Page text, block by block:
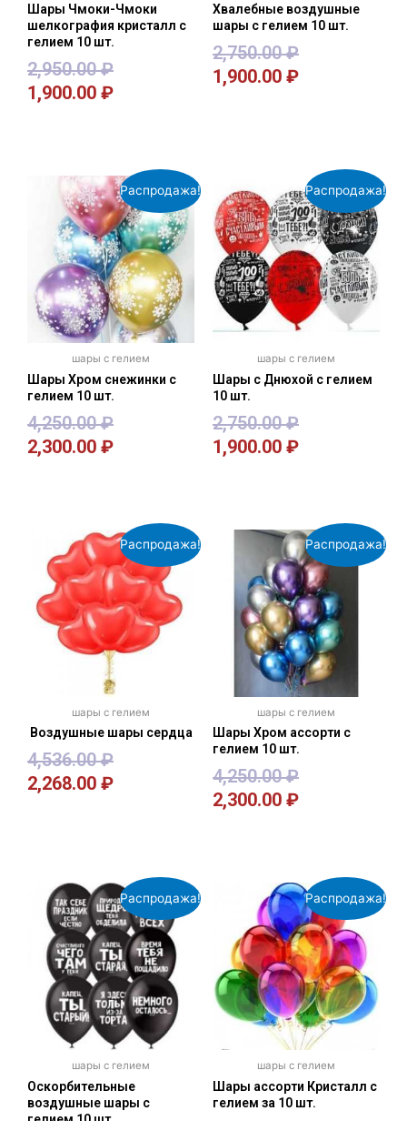
Шары Чмоки-Чмоки
шелкография кристалл с
гелием 10 шт.
2,950.00₽
1,900.00 ₽
Хвалебные воздушные
шары с гелием 10 шт.
2,750.00₽
1,900.00 ₽
Распродажа!
шары с гелием
Шары Хром снежинки с
гелием 10 шт.
4,250.00₽
2,300.00 ₽
Распродажа!
шары с гелием
Шары с Днюхой с гелием
10 шт.
2,750.00₽
1,900.00 ₽
Распродажа!
шары с гелием
Воздушные шары сердца
4,536.00₽
2,268.00 ₽
Распродажа!
шары с гелием
Шары Хром ассорти с
гелием 10 шт.
4,250.00₽
2,300.00 ₽
Распродажа!
шары с гелием
Оскорбительные
воздушные шары с
Распродажа!
шары с гелием
Шары ассорти Кристалл с
гелием за 10 шт.